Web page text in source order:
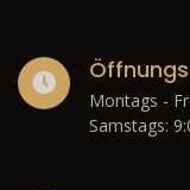
Montags -
Samstags: